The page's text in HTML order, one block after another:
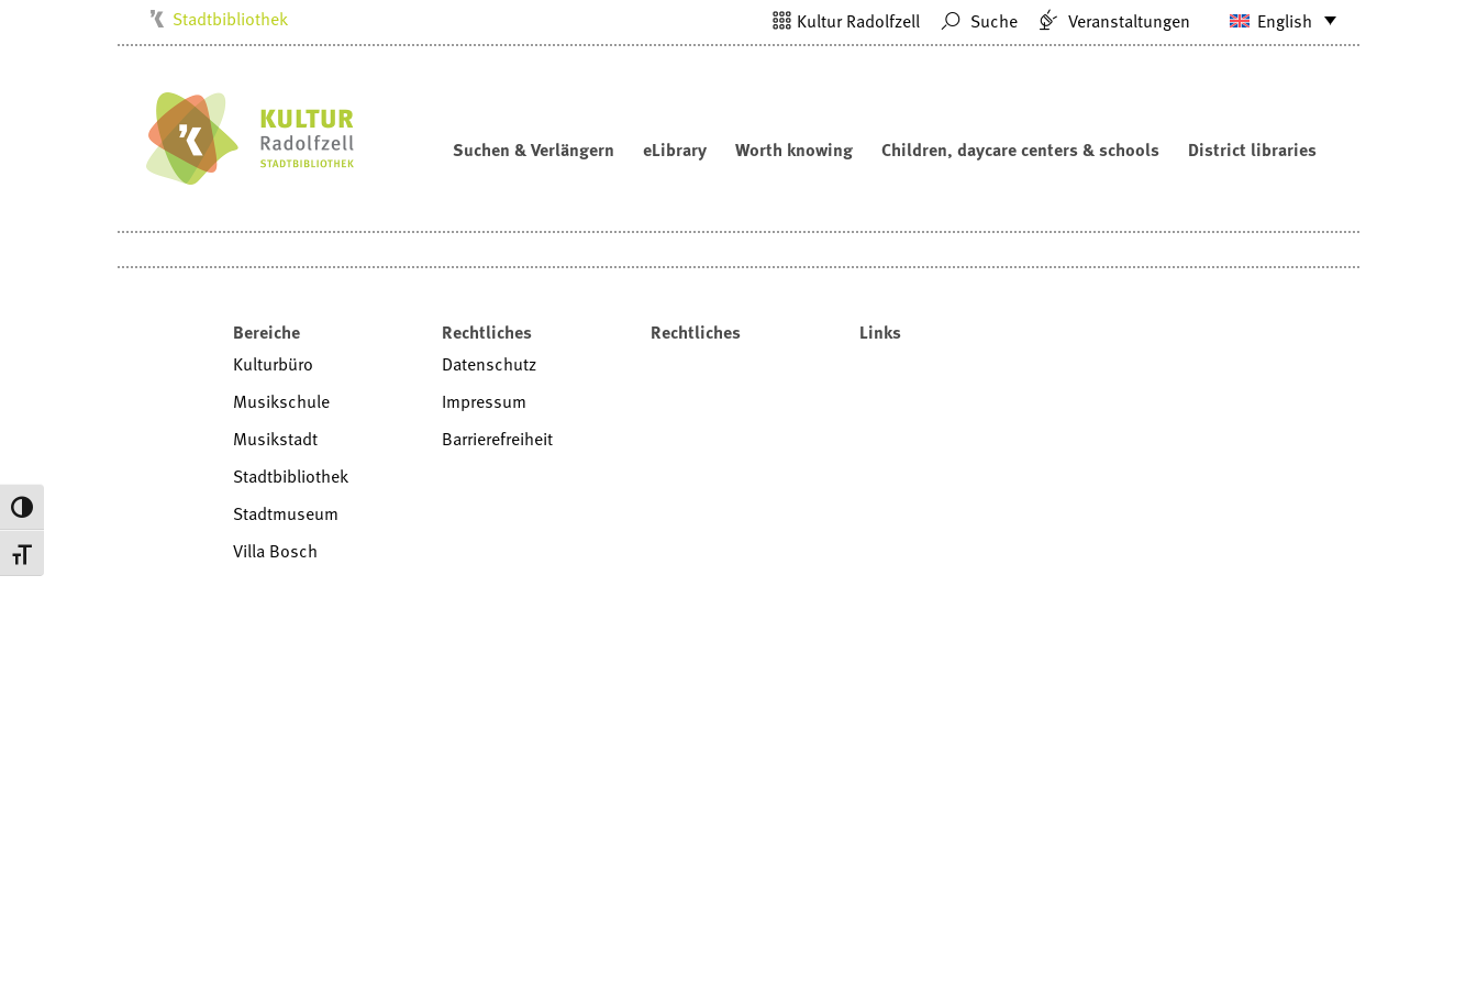
Toggle High Contrast
Toggle Font size
Milchwerk
Musikschule
Stadtarchiv
Stadtbibliothek English
Kultur Radolfzell Suche Veranstaltungen
Suchen & Verlängern eLibrary Worth knowing Children, daycare centers & schools District libraries
Bereiche
Kulturbüro
Musikschule
Musikstadt
Stadtbibliothek
Stadtmuseum
Villa Bosch
Rechtliches
Datenschutz
Impressum
Barrierefreiheit
Rechtliches Links